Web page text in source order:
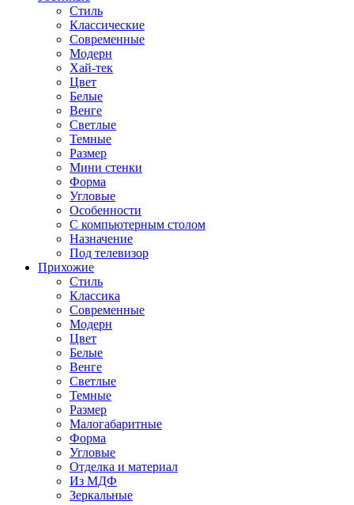
Стиль
Классические
Современные
Модерн
Хай-тек
Цвет
Белые
Венге
Светлые
Темные
Размер
Мини стенки
Форма
Угловые
Особенности
С компьютерным столом
Назначение
Под телевизор
Прихожие
Стиль
Классика
Современные
Модерн
Цвет
Белые
Венге
Светлые
Темные
Размер
Малогабаритные
Форма
Угловые
Отделка и материал
Из МДФ
Зеркальные